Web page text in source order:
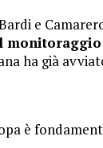
e
ha già
è